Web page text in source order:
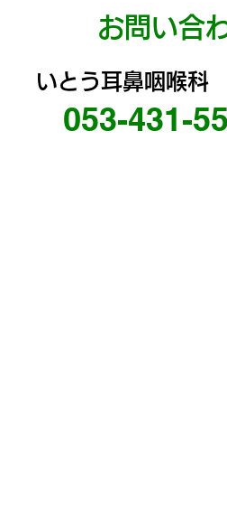
お問い合
いとう耳鼻咽喉科
053-431-